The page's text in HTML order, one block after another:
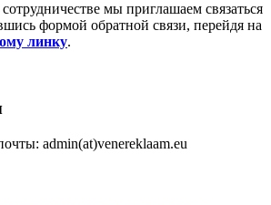
мы приглашаем связаться
формой обратной связи, перейдя на
линку.
admin(at)venereklaam.eu